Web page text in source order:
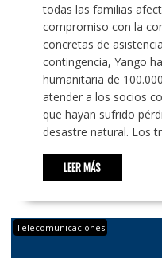
todas las familias
compromiso con la
concretas de
contingencia, Yango
humanitaria de
atender a los socios
que hayan sufrido
desastre natural. Los
LEER MÁS
Telecomunicaciones